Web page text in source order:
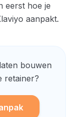
eerst hoe je
aanpakt.
bouwen
retainer?